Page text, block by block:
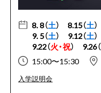
8. 8（土） 8.15（土）
9. 5（土） 9.12（土）
9.22（火・祝） 9.26（
15:00〜15:30
入学説明会